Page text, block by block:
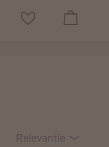
Verlanglijst Winkeltas
Relevantie